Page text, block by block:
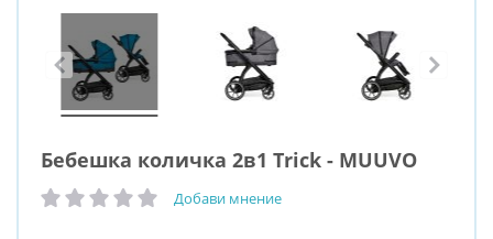
Бебешка количка 2в1 Trick - MUUVO
рейтинг: Добави мнение